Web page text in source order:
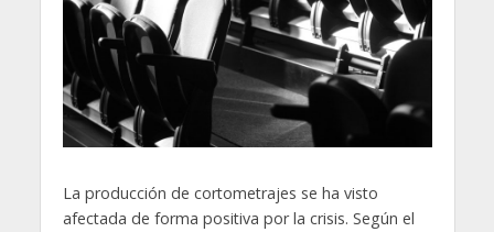
La producción de cortometrajes se ha visto
afectada de forma positiva por la crisis. Según el